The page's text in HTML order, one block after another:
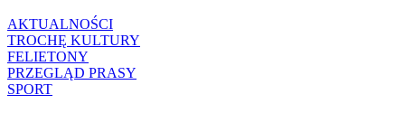
AKTUALNOŚCI
TROCHĘ KULTURY
FELIETONY
PRZEGLĄD PRASY
SPORT